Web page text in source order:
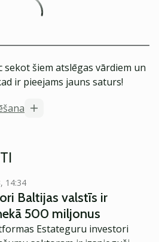
sekot šiem atslēgas vārdiem un
ir pieejams jauns saturs!
14:34
Baltijas valstīs ir
500 miljonus
Estateguru investori